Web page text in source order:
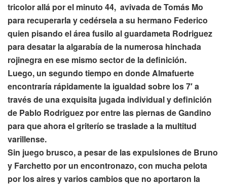
tricolor allá por el minuto 44, avivada de Tomás Mo
para recuperarla y cedérsela a su hermano Federico
quien pisando el área fusilo al guardameta Rodriguez
para desatar la algarabía de la numerosa hinchada
rojinegra en ese mismo sector de la definición.
Luego, un segundo tiempo en donde Almafuerte
encontraría rápidamente la igualdad sobre los 7′ a
través de una exquisita jugada individual y definición
de Pablo Rodriguez por entre las piernas de Gandino
para que ahora el griterío se traslade a la multitud
varillense.
Sin juego brusco, a pesar de las expulsiones de Bruno
y Farchetto por un encontronazo, con mucha pelota
por los aires y varios cambios que no aportaron la